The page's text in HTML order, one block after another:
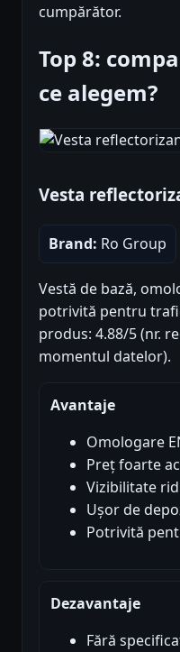
cumpărător.
Top 8:
ce alegem?
Vesta
Brand: Ro Group
Vestă de bază,
potrivită pentru
produs: 4.88/5 (nr.
momentul datelor).
Avantaje
Omologare
Preț foarte
Vizibilitate
Ușor de
Potrivită
Dezavantaje
Fără